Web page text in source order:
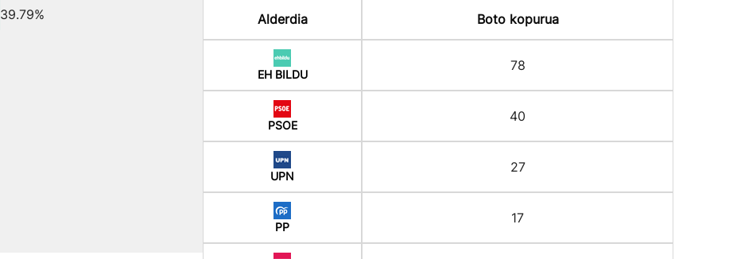
39.79%
Alderdia Boto kopurua
EH BILDU
78
PSOE
40
UPN
27
PP
17